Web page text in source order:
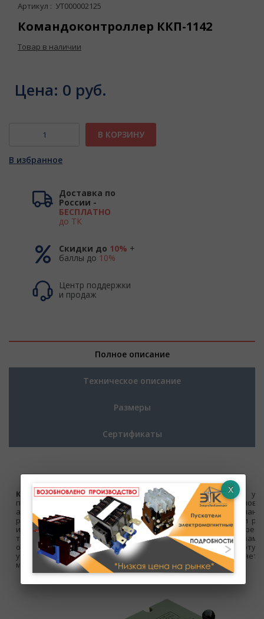
Артикул : УТ000002125
Командоконтроллер ККП-1142
Товар в наличии
Цена: 0 руб.
В КОРЗИНУ
В избранное
Доставка по
России -
БЕСПЛАТНО
до ТК
Скидки до 10% +
баллы до 10%
Центр поддержки
и продаж
Полное описание
Техническое описание
Размеры
Сертификаты
Командоконтроллерыявляются аппаратами ручного
предназначаются для дистанционного управления
автоматизированными электроприводами. Контакты
рассчитаны на коммутацию цепей катушек контакторов и
или переменного тока, а так же цепей управления
тиристорными регуляторами и подобными им
очередь, влияют на скорость перемещения крана, работу
установками и др. Проще говоря, контроллер ккп влияет
мощности крана.